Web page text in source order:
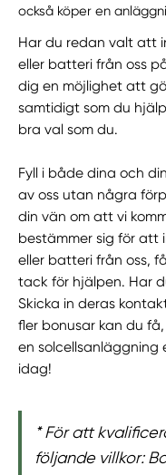
också köper en
Har du redan valt att
eller batteri från oss
dig en möjlighet att
samtidigt som du
bra val som du.
Fyll i både dina och
av oss utan några
din vän om att vi
bestämmer sig för att
eller batteri från oss,
tack för hjälpen. Har
Skicka in deras
fler bonusar kan du
en solcellsanläggning
idag!
*För att
följande villkor: